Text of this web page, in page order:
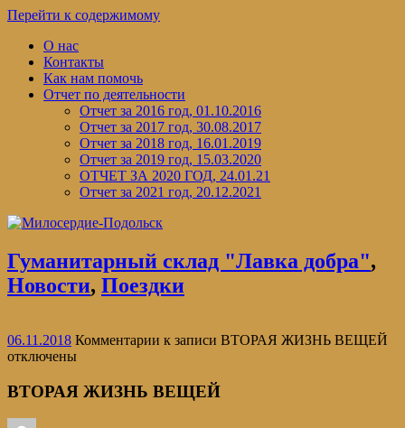
Перейти к содержимому
О нас
Контакты
Как нам помочь
Отчет по деятельности
Отчет за 2016 год, 01.10.2016
Отчет за 2017 год, 30.08.2017
Отчет за 2018 год, 16.01.2019
Отчет за 2019 год, 15.03.2020
ОТЧЕТ ЗА 2020 ГОД, 24.01.21
Отчет за 2021 год, 20.12.2021
Гуманитарный склад "Лавка добра",
Новости, Поездки
06.11.2018 Комментарии к записи ВТОРАЯ ЖИЗНЬ ВЕЩЕЙ
отключены
ВТОРАЯ ЖИЗНЬ ВЕЩЕЙ